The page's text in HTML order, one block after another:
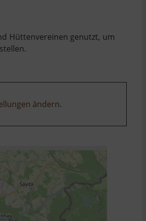
Hüttenvereinen genutzt, um
ändern.